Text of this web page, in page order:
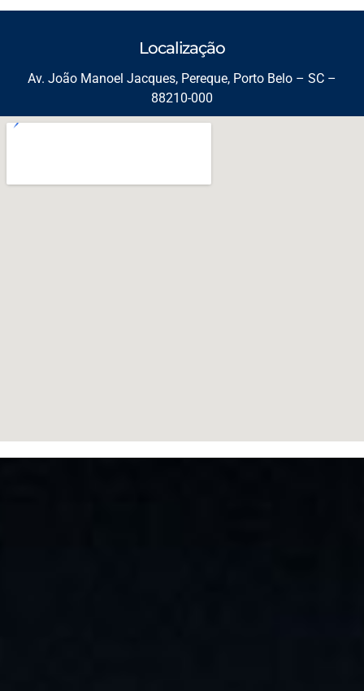
Localização
Av. João Manoel Jacques, Pereque, Porto Belo – SC –
88210-000